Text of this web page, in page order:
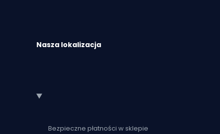
Nasza lokalizacja
Bezpieczne płatności w sklepie